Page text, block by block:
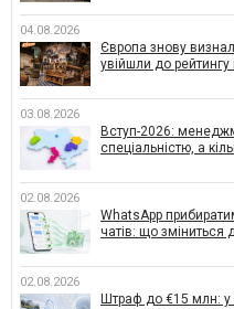
04.08.2026
Європа знову
увійшли до
03.08.2026
Вступ-2026:
спеціальністю, а
02.08.2026
WhatsApp
чатів: що зміниться
02.08.2026
Штраф до €15 млн: у